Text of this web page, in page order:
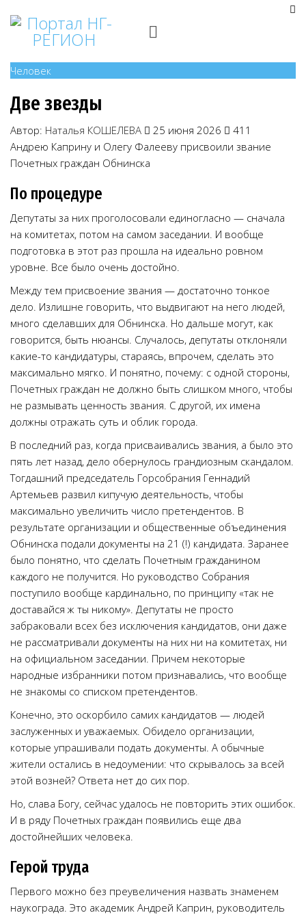
Человек
Две звезды
Автор: Наталья КОШЕЛЕВА 25 июня 2026
411
Андрею Каприну и Олегу Фалееву присвоили звание
Почетных граждан Обнинска
По процедуре
Депутаты за них проголосовали единогласно — сначала
на комитетах, потом на самом заседании. И вообще
подготовка в этот раз прошла на идеально ровном
уровне. Все было очень достойно.
Между тем присвоение звания — достаточно тонкое
дело. Излишне говорить, что выдвигают на него людей,
много сделавших для Обнинска. Но дальше могут, как
говорится, быть нюансы. Случалось, депутаты отклоняли
какие-то кандидатуры, стараясь, впрочем, сделать это
максимально мягко. И понятно, почему: с одной стороны,
Почетных граждан не должно быть слишком много, чтобы
не размывать ценность звания. С другой, их имена
должны отражать суть и облик города.
В последний раз, когда присваивались звания, а было это
пять лет назад, дело обернулось грандиозным скандалом.
Тогдашний председатель Горсобрания Геннадий
Артемьев развил кипучую деятельность, чтобы
максимально увеличить число претендентов. В
результате организации и общественные объединения
Обнинска подали документы на 21 (!) кандидата. Заранее
было понятно, что сделать Почетным гражданином
каждого не получится. Но руководство Собрания
поступило вообще кардинально, по принципу «так не
доставайся ж ты никому». Депутаты не просто
забраковали всех без исключения кандидатов, они даже
не рассматривали документы на них ни на комитетах, ни
на официальном заседании. Причем некоторые
народные избранники потом признавались, что вообще
не знакомы со списком претендентов.
Конечно, это оскорбило самих кандидатов — людей
заслуженных и уважаемых. Обидело организации,
которые упрашивали подать документы. А обычные
жители остались в недоумении: что скрывалось за всей
этой возней? Ответа нет до сих пор.
Но, слава Богу, сейчас удалось не повторить этих ошибок.
И в ряду Почетных граждан появились еще два
достойнейших человека.
Герой труда
Первого можно без преувеличения назвать знаменем
наукограда. Это академик Андрей Каприн, руководитель